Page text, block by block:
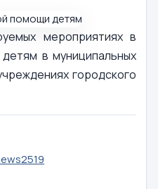
мероприятиях в
в муниципальных
городского